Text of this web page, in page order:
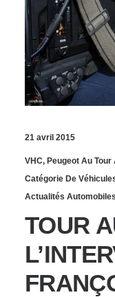
21 avril 2015
VHC, Peugeot Au Tour
Catégorie De
Actualités Automobiles
TOUR